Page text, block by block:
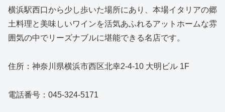
横浜駅西口から少し歩いた場所にあり、本場イタリアの郷
土料理と美味しいワインを活気あふれるアットホームな雰
囲気の中でリーズナブルに堪能できる名店です。
住所：神奈川県横浜市西区北幸2-4-10 大明ビル 1F
電話番号：045-324-5171